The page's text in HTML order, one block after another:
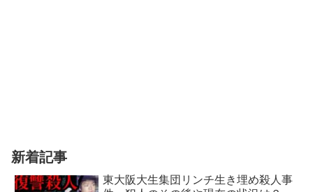
新着記事
東大阪大生集団リンチ生き埋め殺人事